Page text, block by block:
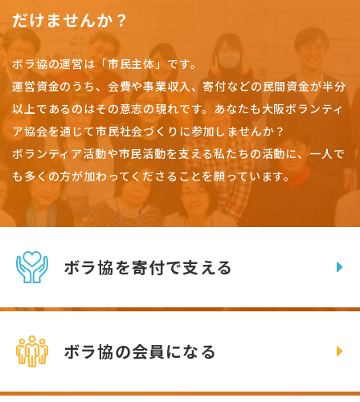
だけませんか？
ボラ協の運営は「市民主体」です。
運営資金のうち、会費や事業収入、寄付などの民間資金が半分
以上であるのはその意志の現れです。 あなたも大阪ボランティ
ア協会を通じて市民社会づくりに参加しませんか？
ボランティア活動や市民活動を支える私たちの活動に、一人で
も多くの方が加わってくださることを願っています。
ボラ協を寄付で支える
ボラ協の会員になる